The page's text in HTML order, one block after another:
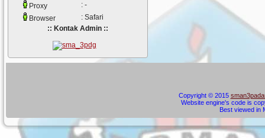
Proxy
: -
Browser
: Safari
:: Kontak Admin ::
Copyright © 2015
Website engine's code is
Best viewed in